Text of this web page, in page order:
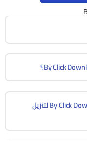
س: كيف يمكنني استخدام برنامج By Click Downloader لتنزيل